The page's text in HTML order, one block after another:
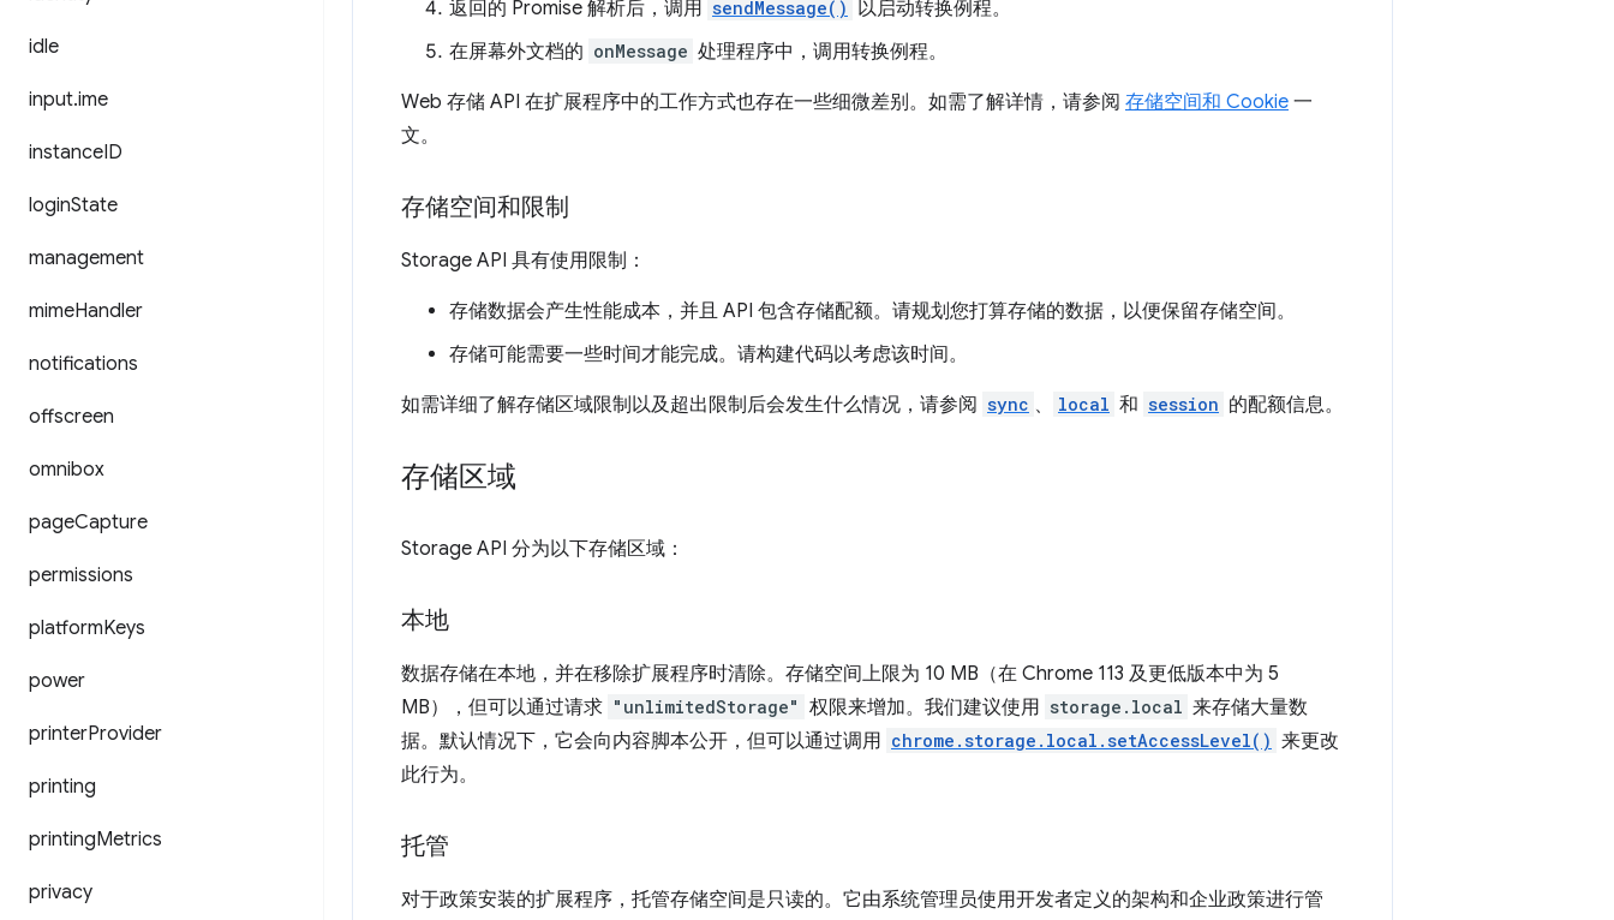
idle
input.ime
instanceID
loginState
management
mimeHandler
notifications
offscreen
omnibox
pageCapture
permissions
platformKeys
power
printerProvider
printing
printingMetrics
privacy
返回的 Promise 解析后，调用 sendMessage() 以启动转换例程。
在屏幕外文档的 onMessage 处理程序中，调用转换例程。
Web 存储 API 在扩展程序中的工作方式也存在一些细微差别。如需了解详情，请参阅 存储空间和 Cookie 一
文。
存储空间和限制
Storage API 具有使用限制：
存储数据会产生性能成本，并且 API 包含存储配额。请规划您打算存储的数据，以便保留存储空间。
存储可能需要一些时间才能完成。请构建代码以考虑该时间。
如需详细了解存储区域限制以及超出限制后会发生什么情况，请参阅 sync 、 local 和 session 的配额信息。
存储区域
Storage API 分为以下存储区域：
本地
数据存储在本地，并在移除扩展程序时清除。存储空间上限为 10 MB（在 Chrome 113 及更低版本中为 5
MB），但可以通过请求 "unlimitedStorage" 权限来增加。我们建议使用 storage.local 来存储大量数
据。默认情况下，它会向内容脚本公开，但可以通过调用 chrome.storage.local.setAccessLevel() 来更改
此行为。
托管
对于政策安装的扩展程序，托管存储空间是只读的。它由系统管理员使用开发者定义的架构和企业政策进行管